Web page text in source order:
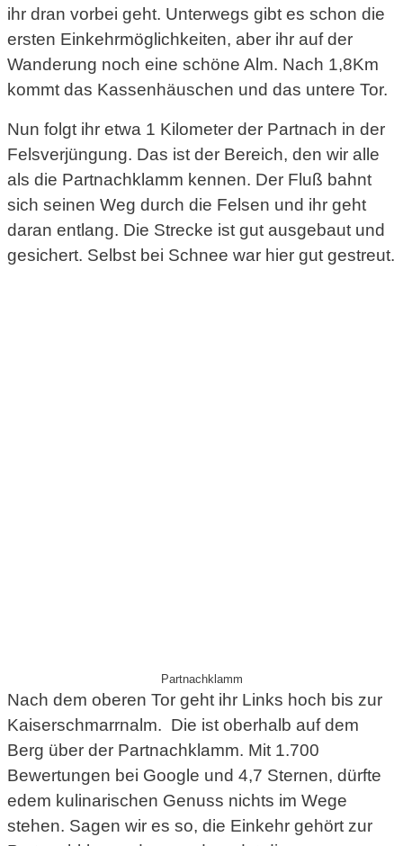
ihr dran vorbei geht. Unterwegs gibt es schon die
ersten Einkehrmöglichkeiten, aber ihr auf der
Wanderung noch eine schöne Alm. Nach 1,8Km
kommt das Kassenhäuschen und das untere Tor.
Nun folgt ihr etwa 1 Kilometer der Partnach in der
Felsverjüngung. Das ist der Bereich, den wir alle
als die Partnachklamm kennen. Der Fluß bahnt
sich seinen Weg durch die Felsen und ihr geht
daran entlang. Die Strecke ist gut ausgebaut und
gesichert. Selbst bei Schnee war hier gut gestreut.
Partnachklamm
Nach dem oberen Tor geht ihr Links hoch bis zur
Kaiserschmarrnalm. Die ist oberhalb auf dem
Berg über der Partnachklamm. Mit 1.700
Bewertungen bei Google und 4,7 Sternen, dürfte
edem kulinarischen Genuss nichts im Wege
stehen. Sagen wir es so, die Einkehr gehört zur